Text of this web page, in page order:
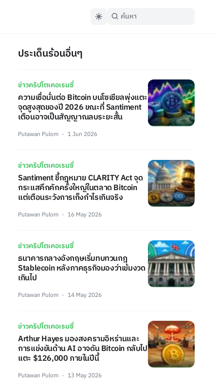
ประเด็นร้อนอื่นๆ
ข่าวคริปโตเคอเรนซี่
ความเชื่อมั่นต่อ Bitcoin บนโซเชียลพุ่งแตะ
จุดสูงสุดของปี 2026 ขณะที่ Santiment
เตือนอาจเป็นสัญญาณลบระยะสั้น
Putawan Pulom 1 Jun 2026
ข่าวคริปโตเคอเรนซี่
Santiment ชี้กฎหมาย CLARITY Act จุด
กระแสคึกคักครั้งใหญ่ในตลาด Bitcoin
แต่เตือนระวังการเก็งกำไรเกินจริง
Putawan Pulom 16 May 2026
ข่าวคริปโตเคอเรนซี่
ธนาคารกลางอังกฤษเริ่มทบทวนกฎ
Stablecoin หลังภาคธุรกิจมองว่าเข้มงวด
เกินไป
Putawan Pulom 14 May 2026
ข่าวคริปโตเคอเรนซี่
Arthur Hayes มองสงครามอิหร่านและ
การแข่งขันด้าน AI อาจดัน Bitcoin กลับไป
แตะ $126,000 ภายในปีนี้
Putawan Pulom 13 May 2026